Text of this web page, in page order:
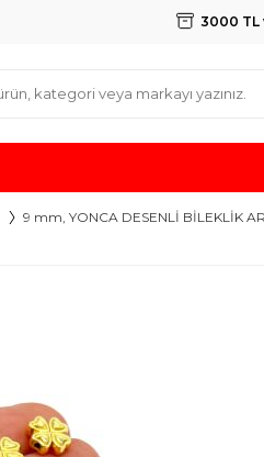
3000 TL
9 mm, YONCA DESENLİ BİLEKLİK